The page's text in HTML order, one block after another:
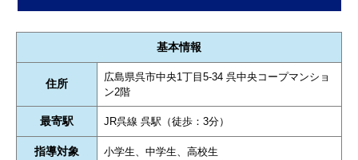
基本情報
住所
広島県呉市中央1丁目5-34 呉中央コープマンショ
ン2階
最寄駅 JR呉線 呉駅（徒歩：3分）
指導対象 小学生、中学生、高校生